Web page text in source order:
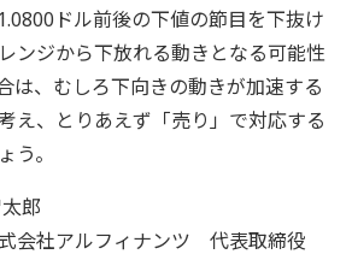
ドル前後の下値の節目を下抜け
ンジから下放れる動きとなる可能性
は、むしろ下向きの動きが加速する
え、とりあえず「売り」で対応する
う。
郎
会社アルフィナンツ 代表取締役